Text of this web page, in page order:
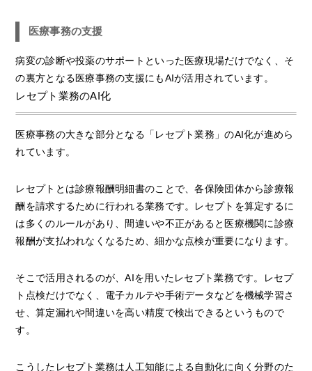
医療事務の支援
病変の診断や投薬のサポートといった医療現場だけでなく、そ
の裏方となる医療事務の支援にもAIが活用されています。
レセプト業務のAI化
医療事務の大きな部分となる「レセプト業務」のAI化が進めら
れています。
レセプトとは診療報酬明細書のことで、各保険団体から診療報
酬を請求するために行われる業務です。レセプトを算定するに
は多くのルールがあり、間違いや不正があると医療機関に診療
報酬が支払われなくなるため、細かな点検が重要になります。
そこで活用されるのが、AIを用いたレセプト業務です。レセプ
ト点検だけでなく、電子カルテや手術データなどを機械学習さ
せ、算定漏れや間違いを高い精度で検出できるというもので
す。
こうしたレセプト業務は人工知能による自動化に向く分野のた